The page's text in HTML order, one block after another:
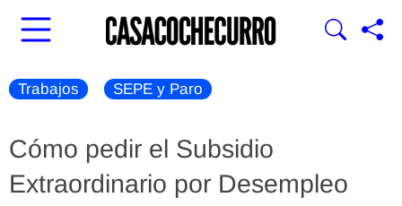
Trabajos SEPE y Paro
Cómo pedir el Subsidio
Extraordinario por Desempleo